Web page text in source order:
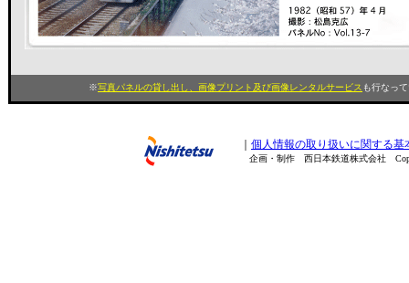
※写真パネルの貸し出し、画像プリント及び画像レンタルサービス も行なっ
個人情報の取り扱いに関する基
企画・制作 西日本鉄道株式会社